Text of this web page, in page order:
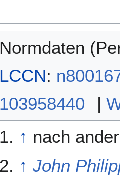
Normdaten
LCCN:
103958440
|
↑ nach
↑ John